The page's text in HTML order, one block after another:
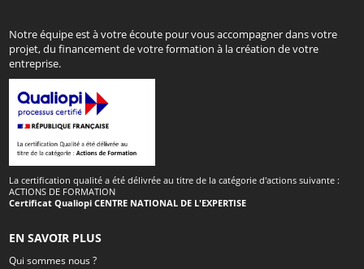
Notre équipe est à votre écoute pour vous accompagner dans votre
projet, du financement de votre formation à la création de votre
entreprise.
La certification qualité a été délivrée au titre de la catégorie d'actions suivante :
ACTIONS DE FORMATION
Certificat Qualiopi CENTRE NATIONAL DE L'EXPERTISE
EN SAVOIR PLUS
Qui sommes nous ?